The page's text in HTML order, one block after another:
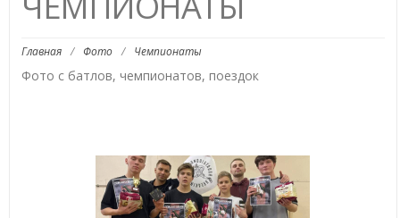
Главная / Фото / Чемпионаты
Фото с батлов, чемпионатов, поездок